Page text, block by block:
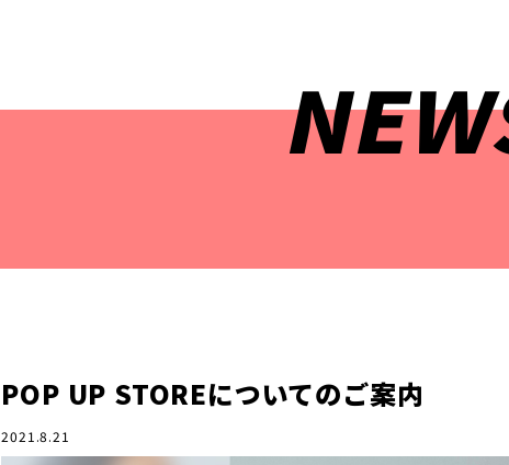
POP UP STOREについてのご案内
2021.8.21